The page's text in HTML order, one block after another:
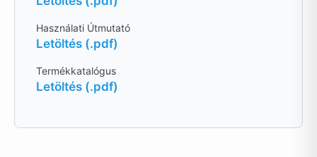
Használati Útmutató
Letöltés (.pdf)
Termékkatalógus
Letöltés (.pdf)